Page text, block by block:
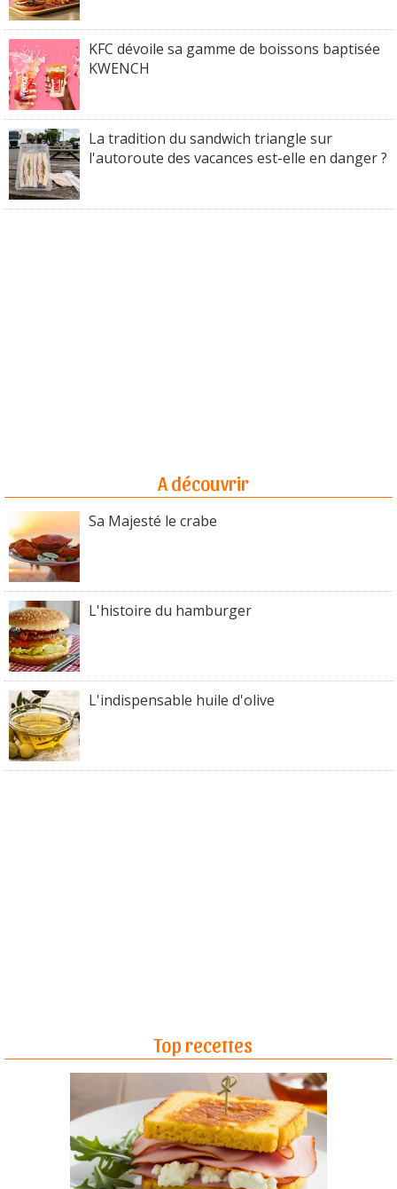
KFC dévoile sa gamme de boissons baptisée
KWENCH
La tradition du sandwich triangle sur
l'autoroute des vacances est-elle en danger ?
A découvrir
Sa Majesté le crabe
L'histoire du hamburger
L'indispensable huile d'olive
Top recettes